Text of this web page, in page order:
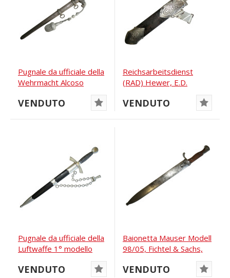
Pugnale da ufficiale della
Wehrmacht Alcoso
VENDUTO
Reichsarbeitsdienst
(RAD) Hewer, E.D.
VENDUTO
Pugnale da ufficiale della
Luftwaffe 1° modello
VENDUTO
Baionetta Mauser Modell
98/05, Fichtel & Sachs,
VENDUTO